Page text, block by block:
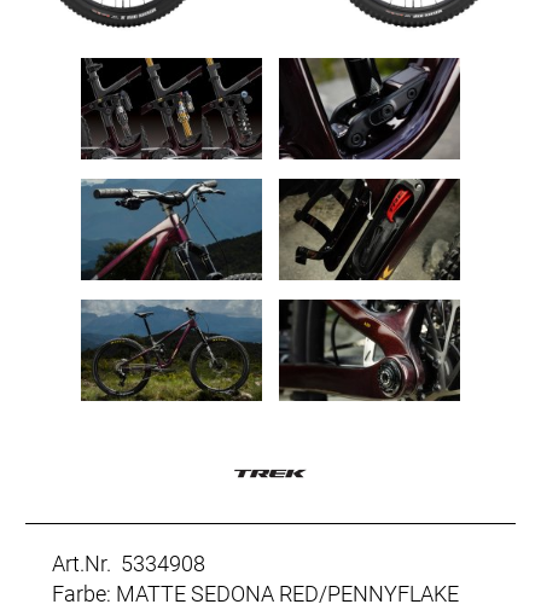
Art.Nr. 5334908
Farbe: MATTE SEDONA RED/PENNYFLAKE